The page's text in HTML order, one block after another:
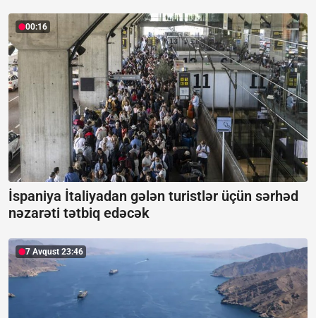
00:16
İspaniya İtaliyadan gələn turistlər üçün sərhəd
nəzarəti tətbiq edəcək
7 Avqust 23:46